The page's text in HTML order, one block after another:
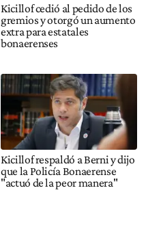
Kicillof cedió al pedido de los
gremios y otorgó un aumento
extra para estatales
bonaerenses
Kicillof respaldó a Berni y dijo
que la Policía Bonaerense
"actuó de la peor manera"